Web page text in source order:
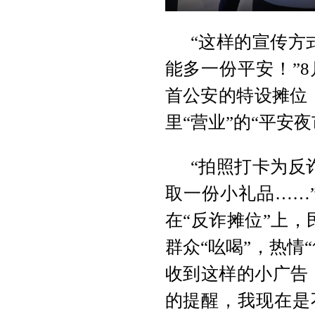
“这样的宣传方
能多一份平安！
首公安的特设摊位
里“营业”的“平安
“拍照打卡为反
取一份小礼品
在“反诈摊位”上
群众“吆喝”，热情
收到这样的小广告
的提醒，我现在